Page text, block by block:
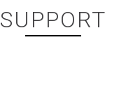
SUPPORT